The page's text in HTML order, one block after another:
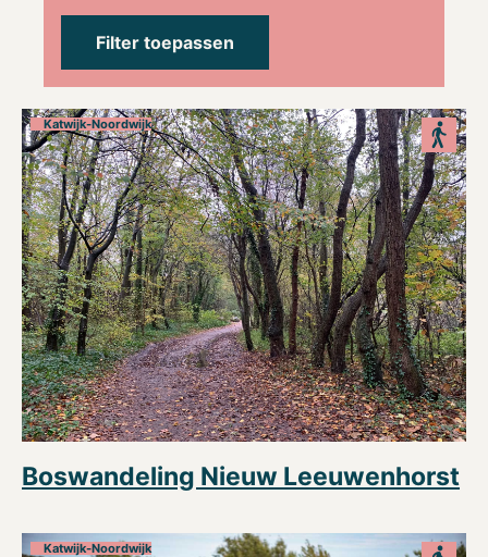
Katwijk-Noordwijk
Boswandeling Nieuw Leeuwenhorst
Katwijk-Noordwijk